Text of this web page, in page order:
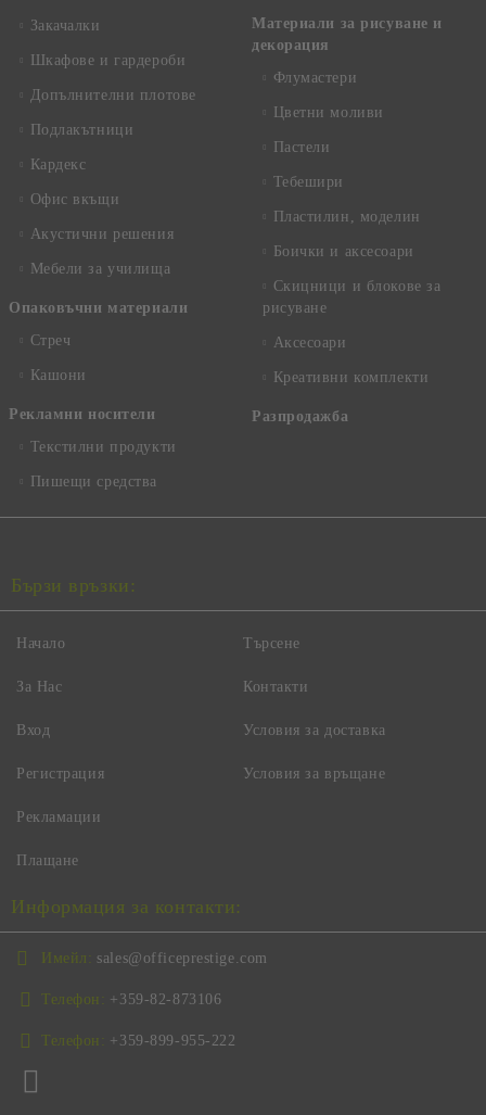
Закачалки
Шкафове и гардероби
Допълнителни плотове
Подлакътници
Кардекс
Офис вкъщи
Акустични решения
Мебели за училища
Опаковъчни материали
Стреч
Кашони
Рекламни носители
Текстилни продукти
Пишещи средства
Материали за рисуване и
декорация
Флумастери
Цветни моливи
Пастели
Тебешири
Пластилин, моделин
Боички и аксесоари
Скицници и блокове за
рисуване
Аксесоари
Креативни комплекти
Разпродажба
Бързи връзки:
Начало
За Нас
Вход
Регистрация
Търсене
Контакти
Условия за доставка
Условия за връщане
Рекламации
Плащане
Информация за контакти:
Имейл: sales@officeprestige.com
Телефон: +359-82-873106
Телефон: +359-899-955-222